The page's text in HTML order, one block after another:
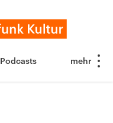
Podcasts